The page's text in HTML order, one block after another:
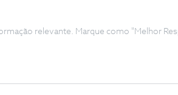
relevante. Marque como "Melhor